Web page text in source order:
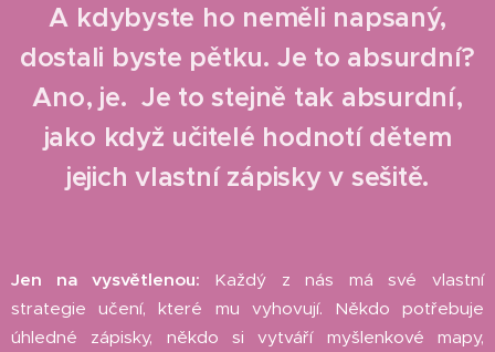
A kdybyste ho neměli napsaný,
dostali byste pětku. Je to absurdní?
Ano, je. Je to stejně tak absurdní,
jako když učitelé hodnotí dětem
jejich vlastní zápisky v sešitě.
Jen na vysvětlenou: Každý z nás má své vlastní
strategie učení, které mu vyhovují. Někdo potřebuje
úhledné zápisky, někdo si vytváří myšlenkové mapy,